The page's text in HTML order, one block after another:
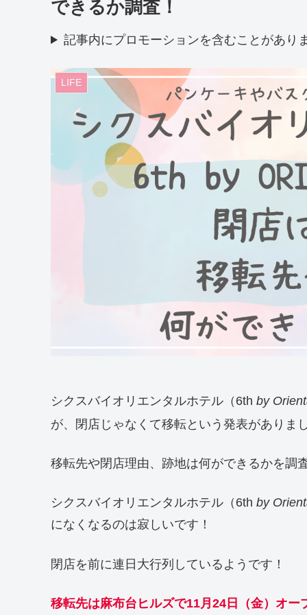
できるか調査！
記事内にプロモーションを含むことがあり
LIFE
シクスバイオリエンタルホテル（6th by
が、閉店じゃなくて移転という発表がありま
移転先や閉店理由、跡地は何ができるかを調
シクスバイオリエンタルホテル（6th by
になくなるのは寂しいです！
閉店を前に連日大行列しているようです！
移転先は麻布台ヒルズで11月24日（金）オ